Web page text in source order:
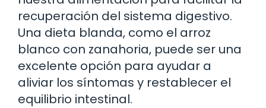
recuperación del sistema digestivo.
Una dieta blanda, como el arroz
blanco con zanahoria, puede ser una
excelente opción para ayudar a
aliviar los síntomas y restablecer el
equilibrio intestinal.